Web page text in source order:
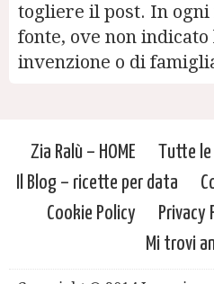
togliere il post. In
fonte, ove non
invenzione o di
Zia Ralù – HOME
Tutte
Il Blog – ricette per data
Cookie Policy
Privacy
Mi trovi